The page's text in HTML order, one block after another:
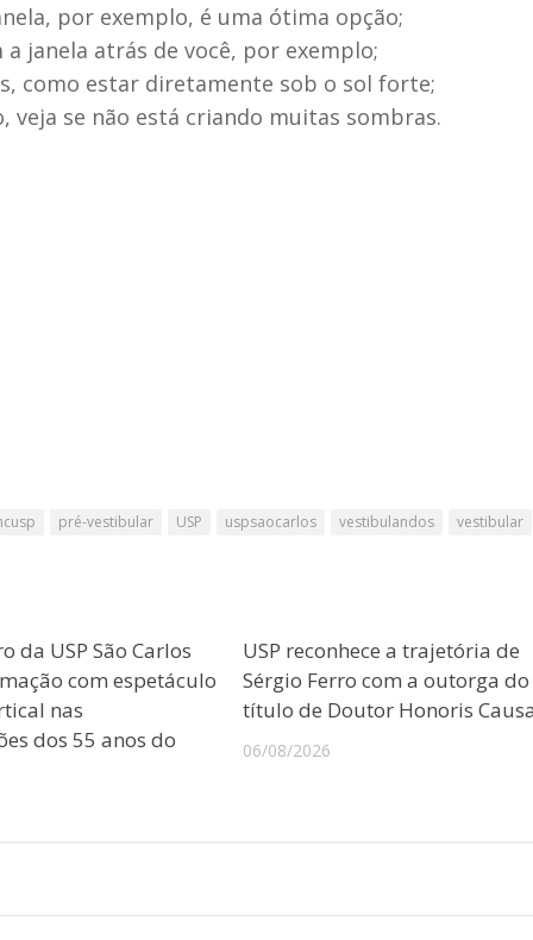
por exemplo, é uma ótima opção;
janela atrás de você, por exemplo;
como estar diretamente sob o sol forte;
se não está criando muitas sombras.
pré-vestibular USP uspsaocarlos vestibulandos vestibular
da USP São Carlos
com espetáculo
nas
dos 55 anos do
USP reconhece a trajetória de
Sérgio Ferro com a outorga do
título de Doutor Honoris
06/08/2026